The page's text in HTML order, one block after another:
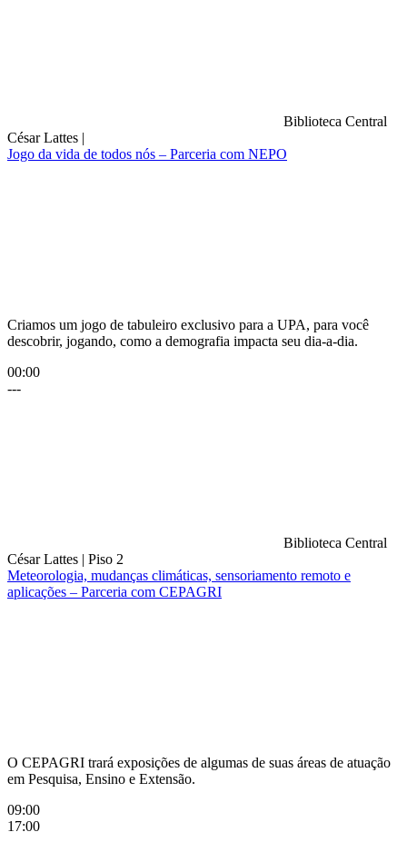
Biblioteca Central
César Lattes |
Jogo da vida de todos nós – Parceria com NEPO
Criamos um jogo de tabuleiro exclusivo para a UPA, para você
descobrir, jogando, como a demografia impacta seu dia-a-dia.
00:00
---
Biblioteca Central
César Lattes | Piso 2
Meteorologia, mudanças climáticas, sensoriamento remoto e
aplicações – Parceria com CEPAGRI
O CEPAGRI trará exposições de algumas de suas áreas de atuação
em Pesquisa, Ensino e Extensão.
09:00
17:00